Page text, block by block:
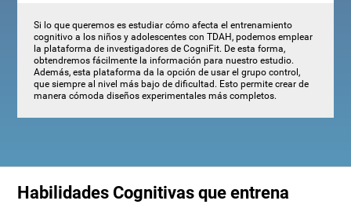
Si lo que queremos es estudiar cómo afecta el entrenamiento
cognitivo a los niños y adolescentes con TDAH, podemos emplear
la plataforma de investigadores de CogniFit. De esta forma,
obtendremos fácilmente la información para nuestro estudio.
Además, esta plataforma da la opción de usar el grupo control,
que siempre al nivel más bajo de dificultad. Esto permite crear de
manera cómoda diseños experimentales más completos.
Habilidades Cognitivas que entrena